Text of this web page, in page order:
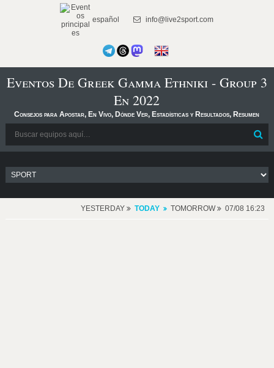
español info@live2sport.com
Eventos De Greek Gamma Ethniki - Group 3
En 2022
Consejos para Apostar, En Vivo, Dónde Ver, Estadísticas y Resultados, Resumen
YESTERDAY TODAY TOMORROW 07/08 16:23